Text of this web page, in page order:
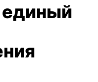
единый